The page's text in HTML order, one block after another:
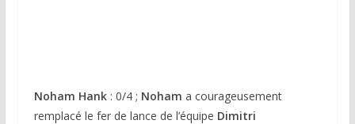
Noham Hank: 0/4 ; Noham a courageusement
remplacé le fer de lance de l’équipe Dimitri